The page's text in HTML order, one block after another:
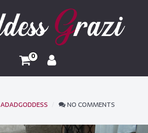
0
ADADGODDESS NO COMMENTS